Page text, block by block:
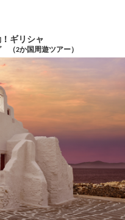
ギリシャ
2か国周遊ツアー）